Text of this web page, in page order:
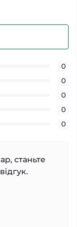
0
0
0
0
0
станьте